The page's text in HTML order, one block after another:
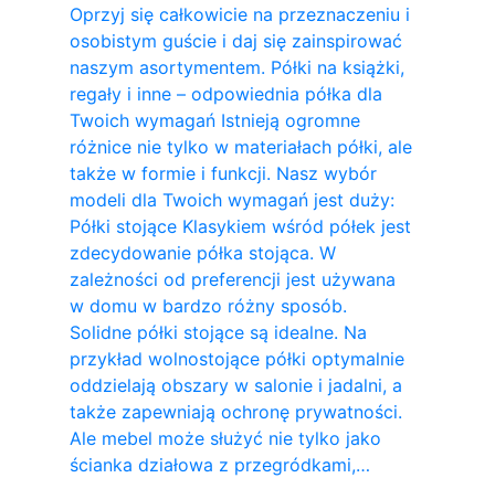
Oprzyj się całkowicie na przeznaczeniu i
osobistym guście i daj się zainspirować
naszym asortymentem. Półki na książki,
regały i inne – odpowiednia półka dla
Twoich wymagań Istnieją ogromne
różnice nie tylko w materiałach półki, ale
także w formie i funkcji. Nasz wybór
modeli dla Twoich wymagań jest duży:
Półki stojące Klasykiem wśród półek jest
zdecydowanie półka stojąca. W
zależności od preferencji jest używana
w domu w bardzo różny sposób.
Solidne półki stojące są idealne. Na
przykład wolnostojące półki optymalnie
oddzielają obszary w salonie i jadalni, a
także zapewniają ochronę prywatności.
Ale mebel może służyć nie tylko jako
ścianka działowa z przegródkami,…